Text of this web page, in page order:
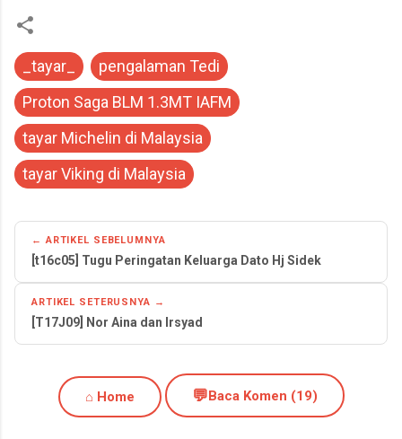
_tayar_
pengalaman Tedi
Proton Saga BLM 1.3MT IAFM
tayar Michelin di Malaysia
tayar Viking di Malaysia
← ARTIKEL SEBELUMNYA
[t16c05] Tugu Peringatan Keluarga Dato Hj Sidek
ARTIKEL SETERUSNYA →
[T17J09] Nor Aina dan Irsyad
⌂ Home 💬Baca Komen (19)